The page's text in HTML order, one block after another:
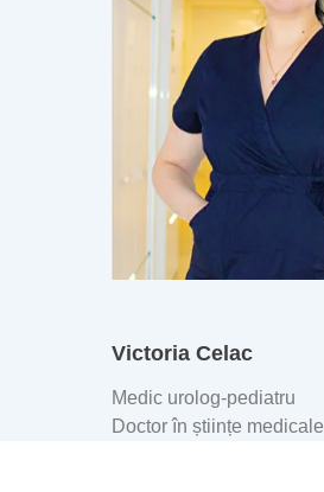
Victoria Celac
Medic urolog-pediatru
Doctor în științe medicale